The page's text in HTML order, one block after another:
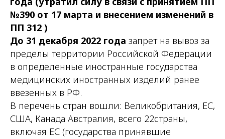
№390 от 17 марта и внесением изменений в
ПП 312 )
До 31 декабря 2022 года запрет на вывоз за
пределы территории Российской Федерации
в определенные иностранные государства
медицинских иностранных изделий ранее
ввезенных в РФ.
В перечень стран вошли: Великобритания, ЕС,
США, Канада Австралия, всего 22страны,
включая ЕС (государства принявшие